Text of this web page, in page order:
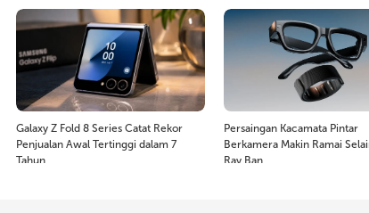
Galaxy Z Fold 8 Series Catat Rekor
Penjualan Awal Tertinggi dalam 7
Tahun
Persaingan Kacamata Pintar
Berkamera Makin Ramai
Ray Ban